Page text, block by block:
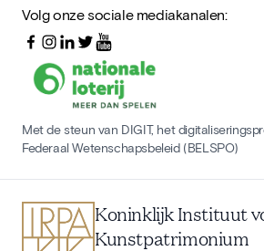
Volg onze sociale mediakanalen:
Met de steun van DIGIT, het
Federaal Wetenschapsbeleid (BELSPO)
Koninklijk Instituut
Kunstpatrimonium